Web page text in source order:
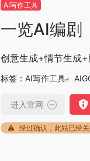
AI写作工具
一览AI编剧
创意生成+情节生成+
标签： AI写作工具
进入官网
经过确认，此站已经